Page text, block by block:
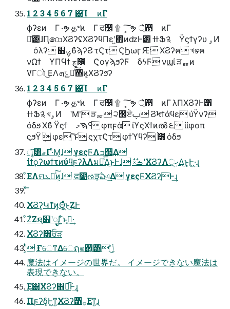
1 2 3 4 5 6 7 ͸͡Ί ͷ߳Γ
ϕʔεͷ ߳Γ ͏·ຯ த৺ͷ ߳Γ ਫ෼ ۩ ͔͘͠ຯ ࢓্͛ ͷ߳Γ
ྫ͑͹ɺԤ෩ΧϨʔʢΧϨʔϥΠεʹ͍ۙ΋ͷʣͰ͸ ߚՖ༉ Ϋϛϯγʔυ ۄͶ͗
όλʔ ໺ࡊϐϡʔϨ τϚτ ϚϦωӷ Ԙ ΧϨʔค খഴค
νΩϯ ϒΠϤϯ ڇ೑ ϚογϡϧʔϜ δϟϜ νϣί ੜᇙͷ
ߜΓो ͜ΕΛݻܗԽͨ͠΋ͷ͕ΧϨʔϧʔ
1 2 3 4 5 6 7 ͸͡Ί ͷ߳Γ
ϕʔεͷ ߳Γ ͏·ຯ த৺ͷ ߳Γ ਫ෼ ۩ ͔͘͠ຯ ࢓্͛ ͷ߳Γ λΠΧϨʔͰ͸
ߚՖ༉ খۄͶ͗ ʹΜʹ͘ ੜᇙ ੨౜ਏࢠ ϨϞϯάϥε ύΫνʔ
όδϧ Χϐ Ϋϛϯ ࠇމᑦ φπϝά ίϒϛΧϯͷൽ ౬ ίίφοπ
ϛϧΫ ܲ φε ͠͠ͱ͏ ϛχτϚτ φϯϓϥʔ ࠭౶ όδϧ
ৄ͘͠͸ޠΓ·ͤΜ͕ɺ γεςϜΛߏ੒͢Δ
ίϯϙʔωϯτͷύϥϝʔλΛมԽͤ͞Δ͜ͱͰɺ ࣗ༝ࣗࡏʹΧϨʔΛ੍ޚ͢Δ͜ͱ͕Ͱ͖·͢ɻ
ͦΕΛମܥԽͨ͠ͷ͕ɺ ਫ໺ઌੜ͕ఏএ͢Δ γεςϜΧϨʔֶͰ͢ɻ
ΧϨʔ͕Կͳͷ͔Θ͔͖ͬͯͨͱ͜ΖͰ
ͦΖͦΖຊ୊ʹೖΓ͍ͨͱࢥ͍·͢
ΧϨʔ͸ਓੜ
͔ͭͯ ҒେͳΔେຐ๏࢖͍͸ ͜͏ݴͬͨ
魔法はイメージの世界だ。 イメージできない魔法は
表現できない。
͜Ε͸ΧϨʔ΋ಉ͡Ͱ͢ɻ
Πϝʔδ͕Ͱ͖ͳ͍ΧϨʔ͸࡞Εͳ͍ɻ